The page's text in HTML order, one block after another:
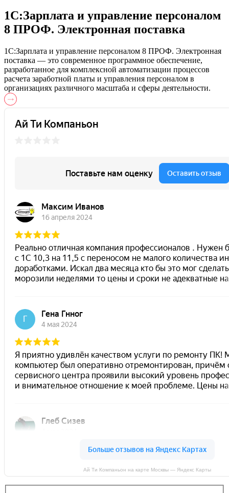
1С:Зарплата и управление персоналом
8 ПРОФ. Электронная поставка
1С:Зарплата и управление персоналом 8 ПРОФ. Электронная
поставка — это современное программное обеспечение,
разработанное для комплексной автоматизации процессов
расчета заработной платы и управления персоналом в
организациях различного масштаба и сферы деятельности.
Ай Ти Компаньон на карте Москвы — Яндекс Карты